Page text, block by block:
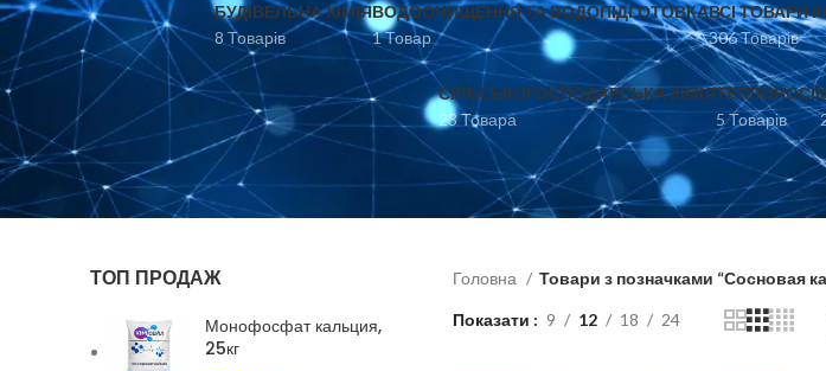
БУДІВЕЛЬНА ХІМІЯ
8 Товарів
ВОДООЧИЩЕННЯ ТА ВОДОПІДГОТОВКА
1 Товар
ВСІ ТОВАРИ
306 Товарів
СІЛЬСЬКОГОСПОДАРСЬКА ХІМІЯ
23 Товара
ТЕПЛОНОСІЇ
5 Товарів
ТОП ПРОДАЖ
Монофосфат кальция,
25кг
Головна Товари з позначками “Сосновая
Показати 9 12 18 24